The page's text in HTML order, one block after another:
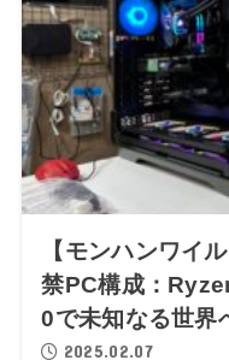
【モンハンワイ
禁PC構成：
0で未知なる世界
2025.02.07